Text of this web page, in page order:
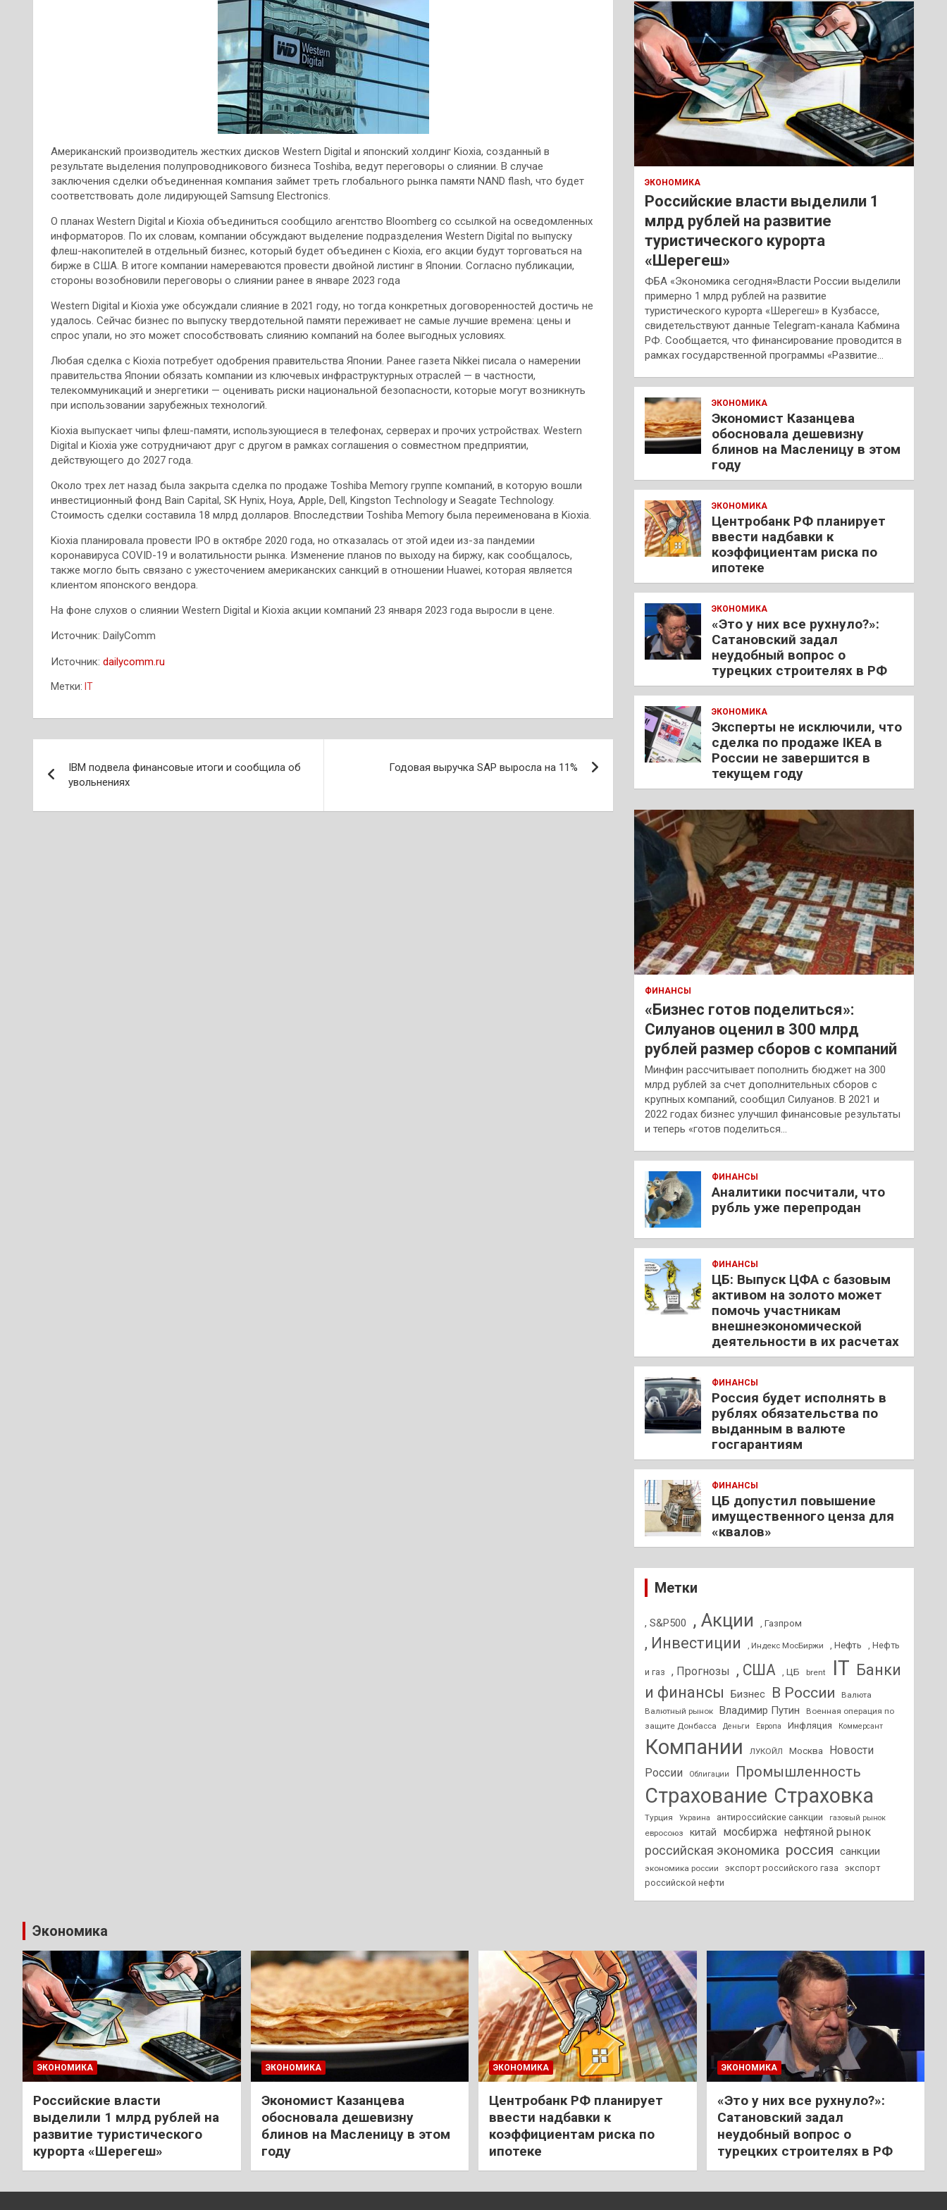
Американский производитель жестких дисков Western Digital и японский холдинг Kioxia, созданный в
результате выделения полупроводникового бизнеса Toshiba, ведут переговоры о слиянии. В случае
заключения сделки объединенная компания займет треть глобального рынка памяти NAND flash, что будет
соответствовать доле лидирующей Samsung Electronics.
О планах Western Digital и Kioxia объединиться сообщило агентство Bloomberg со ссылкой на осведомленных
информаторов. По их словам, компании обсуждают выделение подразделения Western Digital по выпуску
флеш-накопителей в отдельный бизнес, который будет объединен с Kioxia, его акции будут торговаться на
бирже в США. В итоге компании намереваются провести двойной листинг в Японии. Согласно публикации,
стороны возобновили переговоры о слиянии ранее в январе 2023 года
Western Digital и Kioxia уже обсуждали слияние в 2021 году, но тогда конкретных договоренностей достичь не
удалось. Сейчас бизнес по выпуску твердотельной памяти переживает не самые лучшие времена: цены и
спрос упали, но это может способствовать слиянию компаний на более выгодных условиях.
Любая сделка с Kioxia потребует одобрения правительства Японии. Ранее газета Nikkei писала о намерении
правительства Японии обязать компании из ключевых инфраструктурных отраслей — в частности,
телекоммуникаций и энергетики — оценивать риски национальной безопасности, которые могут возникнуть
при использовании зарубежных технологий.
Kioxia выпускает чипы флеш-памяти, использующиеся в телефонах, серверах и прочих устройствах. Western
Digital и Kioxia уже сотрудничают друг с другом в рамках соглашения о совместном предприятии,
действующего до 2027 года.
Около трех лет назад была закрыта сделка по продаже Toshiba Memory группе компаний, в которую вошли
инвестиционный фонд Bain Capital, SK Hynix, Hoya, Apple, Dell, Kingston Technology и Seagate Technology.
Стоимость сделки составила 18 млрд долларов. Впоследствии Toshiba Memory была переименована в Kioxia.
Kioxia планировала провести IPO в октябре 2020 года, но отказалась от этой идеи из-за пандемии
коронавируса COVID-19 и волатильности рынка. Изменение планов по выходу на биржу, как сообщалось,
также могло быть связано с ужесточением американских санкций в отношении Huawei, которая является
клиентом японского вендора.
На фоне слухов о слиянии Western Digital и Kioxia акции компаний 23 января 2023 года выросли в цене.
Источник: DailyComm
Источник: dailycomm.ru
Метки: IT
по
записям
IBM подвела финансовые итоги и сообщила об
увольнениях
Годовая выручка SAP выросла на 11%
к
ЭКОНОМИКА
Российские власти выделили 1
млрд рублей на развитие
туристического курорта
«Шерегеш»
ФБА «Экономика сегодня»Власти России выделили
примерно 1 млрд рублей на развитие
туристического курорта «Шерегеш» в Кузбассе,
свидетельствуют данные Telegram-канала Кабмина
РФ. Сообщается, что финансирование проводится в
рамках государственной программы «Развитие…
ЭКОНОМИКА
Экономист Казанцева
обосновала дешевизну
блинов на Масленицу в этом
году
ЭКОНОМИКА
Центробанк РФ планирует
ввести надбавки к
коэффициентам риска по
ипотеке
ЭКОНОМИКА
«Это у них все рухнуло?»:
Сатановский задал
неудобный вопрос о
турецких строителях в РФ
ЭКОНОМИКА
Эксперты не исключили, что
сделка по продаже IKEA в
России не завершится в
текущем году
ФИНАНСЫ
«Бизнес готов поделиться»:
Силуанов оценил в 300 млрд
рублей размер сборов с компаний
Минфин рассчитывает пополнить бюджет на 300
млрд рублей за счет дополнительных сборов с
крупных компаний, сообщил Силуанов. В 2021 и
2022 годах бизнес улучшил финансовые результаты
и теперь «готов поделиться…
ФИНАНСЫ
Аналитики посчитали, что
рубль уже перепродан
ФИНАНСЫ
ЦБ: Выпуск ЦФА с базовым
активом на золото может
помочь участникам
внешнеэкономической
деятельности в их расчетах
ФИНАНСЫ
Россия будет исполнять в
рублях обязательства по
выданным в валюте
госгарантиям
ФИНАНСЫ
ЦБ допустил повышение
имущественного ценза для
«квалов»
Метки
, S&P500 , Акции , Газпром
, Инвестиции , Индекс МосБиржи , Нефть , Нефть
и газ , Прогнозы , США , ЦБ brent IT Банки
и финансы
Бизнес В России
Валюта
Валютный рынок
Владимир Путин
Военная операция по
защите Донбасса
Деньги Европа Инфляция Коммерсант
Компании ЛУКОЙЛ Москва
Новости
России
Облигации Промышленность
Страхование Страховка
Турция Украина антироссийские санкции газовый рынок
евросоюз китай мосбиржа нефтяной рынок
российская экономика россия санкции
экономика россии экспорт российского газа
экспорт
российской нефти
Экономика
ЭКОНОМИКА
Российские власти
выделили 1 млрд рублей на
развитие туристического
курорта «Шерегеш»
ЭКОНОМИКА
Экономист Казанцева
обосновала дешевизну
блинов на Масленицу в этом
году
ЭКОНОМИКА
Центробанк РФ планирует
ввести надбавки к
коэффициентам риска по
ипотеке
ЭКОНОМИКА
«Это у них все рухнуло?»:
Сатановский задал
неудобный вопрос о
турецких строителях в РФ